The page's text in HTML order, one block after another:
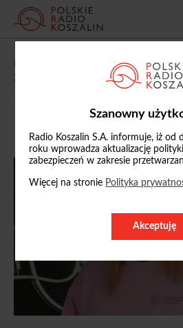
Szanowny
Radio Koszalin S.A. informuje, iż od
roku wprowadza aktualizację
zabezpieczeń w zakresie
Więcej na stronie Polityka
Akceptuję
„Wieczorne spotkania”:
rodzinach zastępczych